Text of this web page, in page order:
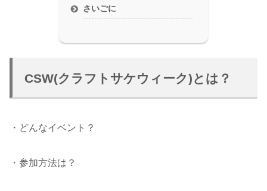
さいごに
CSW(クラフトサケウィーク)とは？
・どんなイベント？
・参加方法は？